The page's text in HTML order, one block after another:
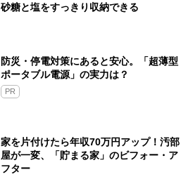
砂糖と塩をすっきり収納できる
防災・停電対策にあると安心。「超薄型
ポータブル電源」の実力は？​
PR
家を片付けたら年収70万円アップ！汚部
屋が一変、「貯まる家」のビフォー・ア
フター